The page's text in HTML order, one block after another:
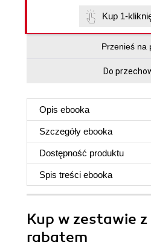
Kup 1-
Przenieś na
Do
Opis ebooka
Szczegóły ebooka
Dostępność produktu
Spis treści ebooka
Kup w zestawie
rabatem